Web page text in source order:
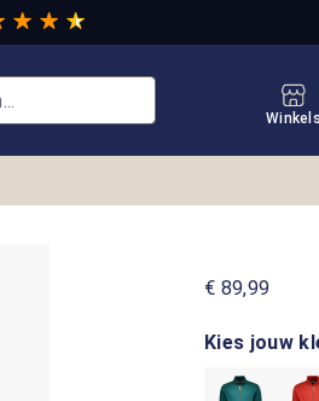
Winkels
€ 89,99
Kies jouw